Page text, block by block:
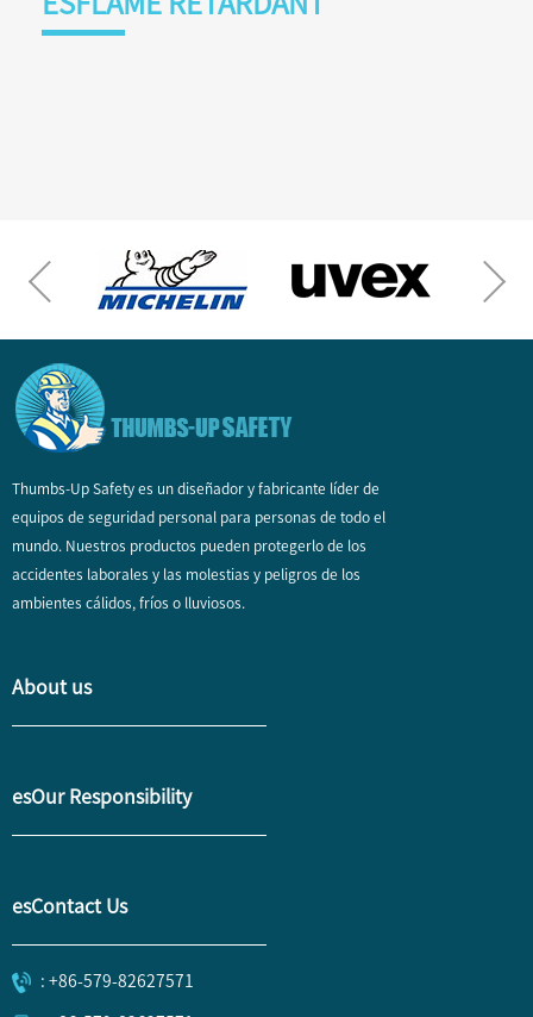
Thumbs-Up Safety es un diseñador y fabricante líder de
equipos de seguridad personal para personas de todo el
mundo. Nuestros productos pueden protegerlo de los
accidentes laborales y las molestias y peligros de los
ambientes cálidos, fríos o lluviosos.
About us
esOur Responsibility
esContact Us
: +86-579-82627571